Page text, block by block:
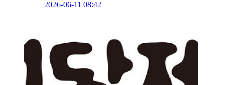
2026-06-11 08:42